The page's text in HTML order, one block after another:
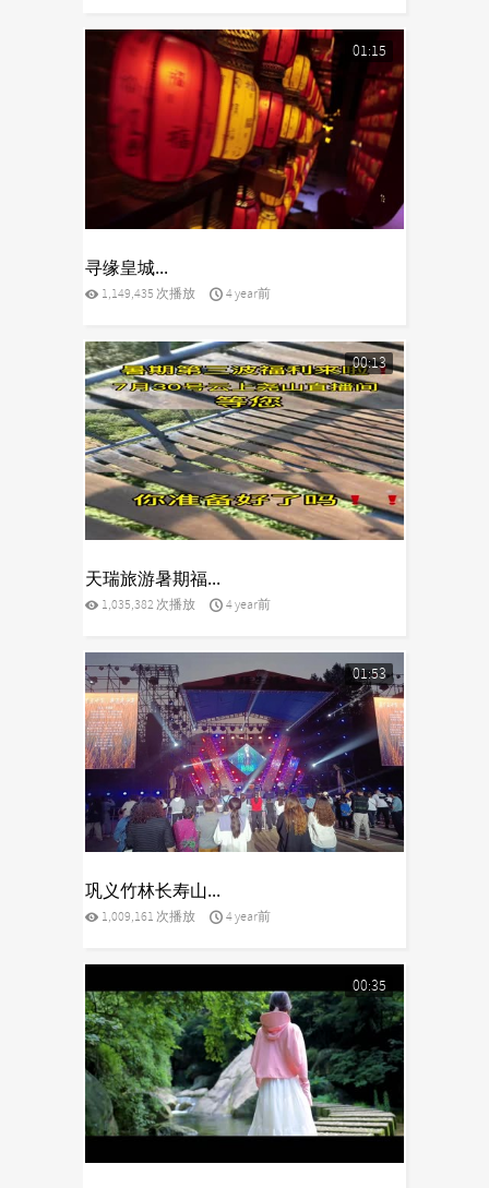
01:15
寻缘皇城...
1,149,435 次播放 4 year前
00:13
天瑞旅游暑期福...
1,035,382 次播放 4 year前
01:53
巩义竹林长寿山...
1,009,161 次播放 4 year前
00:35